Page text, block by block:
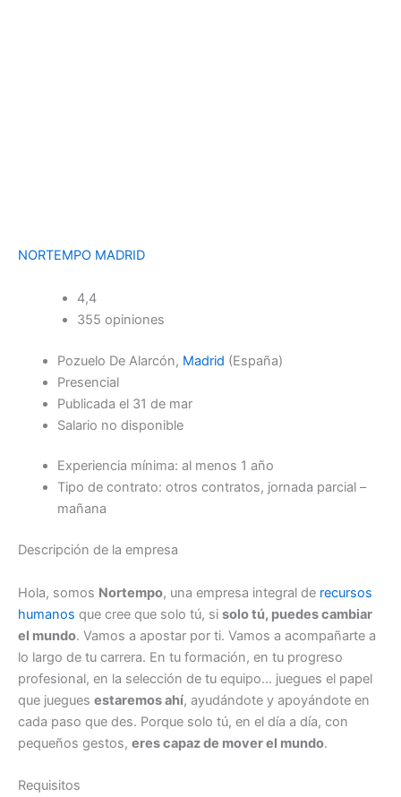
NORTEMPO MADRID
4,4
355 opiniones
Pozuelo De Alarcón, Madrid (España)
Presencial
Publicada el 31 de mar
Salario no disponible
Experiencia mínima: al menos 1 año
Tipo de contrato: otros contratos, jornada parcial –
mañana
Descripción de la empresa
Hola, somos Nortempo, una empresa integral de recursos
humanos que cree que solo tú, si solo tú, puedes cambiar
el mundo. Vamos a apostar por ti. Vamos a acompañarte a
lo largo de tu carrera. En tu formación, en tu progreso
profesional, en la selección de tu equipo… juegues el papel
que juegues estaremos ahí, ayudándote y apoyándote en
cada paso que des. Porque solo tú, en el día a día, con
pequeños gestos, eres capaz de mover el mundo.
Requisitos